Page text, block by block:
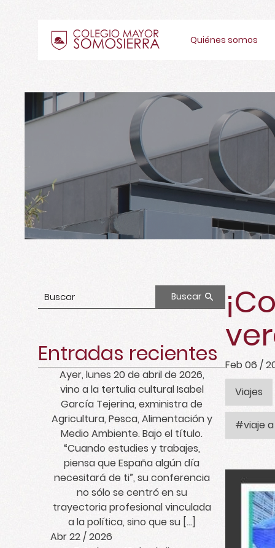
Quiénes somos
Buscar
Entradas recientes
Ayer, lunes 20 de abril de 2026,
vino a la tertulia cultural Isabel
García Tejerina, exministra de
Agricultura, Pesca, Alimentación y
Medio Ambiente. Bajo el título.
“Cuando estudies y trabajes,
piensa que España algún día
necesitará de ti”, su conferencia
no sólo se centró en su
trayectoria profesional vinculada
a la política, sino que su […]
Abr 22 / 2026
Feb 06 /
Viajes
#viaje